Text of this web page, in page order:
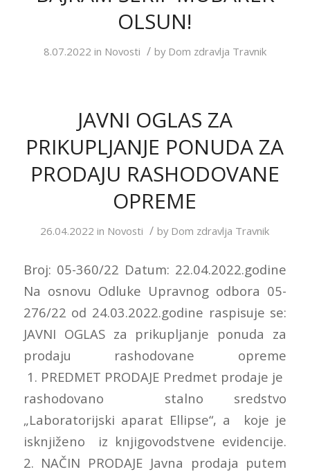
OLSUN!
8.07.2022 in Novosti / by Dom zdravlja Travnik
JAVNI OGLAS ZA
PRIKUPLJANJE PONUDA ZA
PRODAJU RASHODOVANE
OPREME
26.04.2022 in Novosti / by Dom zdravlja Travnik
Broj: 05-360/22 Datum: 22.04.2022.godine
Na osnovu Odluke Upravnog odbora 05-
276/22 od 24.03.2022.godine raspisuje se:
JAVNI OGLAS za prikupljanje ponuda za
prodaju rashodovane opreme
1. PREDMET PRODAJE Predmet prodaje je
rashodovano stalno sredstvo
„Laboratorijski aparat Ellipse“, a koje je
isknjiženo iz knjigovodstvene evidencije.
2. NAČIN PRODAJE Javna prodaja putem